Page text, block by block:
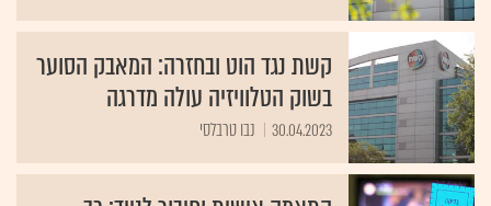
קשת נגד הוט ובחזרה: המאבק הסוער
בשוק הטלוויזיה עולה מדרגה
30.04.2023 נבו טרבלסי